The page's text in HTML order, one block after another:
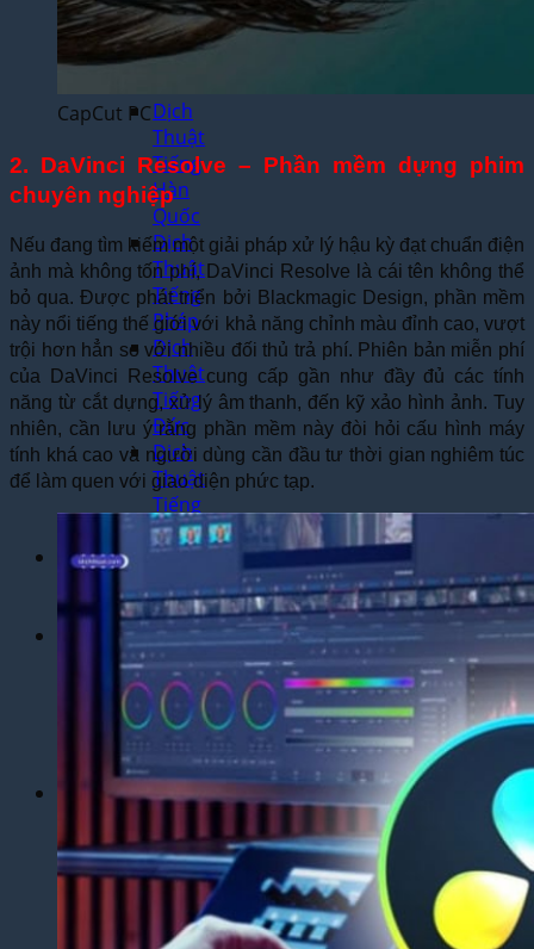
Thuật
Tiếng
Nhật
Dịch
Thuật
Tiếng
Hàn
Quốc
Dịch
Thuật
Tiếng
Pháp
Dịch
Thuật
Tiếng
Đức
Dịch
Thuật
Tiếng
Nga
Dịch Vụ
Dịch Thuật Phim – Phụ Đề Video Clip
Dịch Vụ Hợp Pháp Hóa Lãnh Sự
Tuyển Dụng
Chia Sẻ Kinh Nghiệm
Góc Tự Học
Mẫu Dịch Thuật
Dịch Thuật Vì Cộng Đồng
Liên Hệ & Thanh toán
CapCut PC
2. DaVinci Resolve – Phần mềm dựng phim
chuyên nghiệp
Nếu đang tìm kiếm một giải pháp xử lý hậu kỳ đạt chuẩn điện
ảnh mà không tốn phí, DaVinci Resolve là cái tên không thể
bỏ qua. Được phát triển bởi Blackmagic Design, phần mềm
này nổi tiếng thế giới với khả năng chỉnh màu đỉnh cao, vượt
trội hơn hẳn so với nhiều đối thủ trả phí. Phiên bản miễn phí
của DaVinci Resolve cung cấp gần như đầy đủ các tính
năng từ cắt dựng, xử lý âm thanh, đến kỹ xảo hình ảnh. Tuy
nhiên, cần lưu ý rằng phần mềm này đòi hỏi cấu hình máy
tính khá cao và người dùng cần đầu tư thời gian nghiêm túc
để làm quen với giao diện phức tạp.